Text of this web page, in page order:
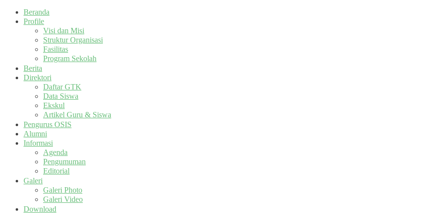
Beranda
Profile
Visi dan Misi
Struktur Organisasi
Fasilitas
Program Sekolah
Berita
Direktori
Daftar GTK
Data Siswa
Ekskul
Artikel Guru & Siswa
Pengurus OSIS
Alumni
Informasi
Agenda
Pengumuman
Editorial
Galeri
Galeri Photo
Galeri Video
Download